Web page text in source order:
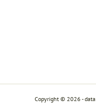
Copyright © 2026 -